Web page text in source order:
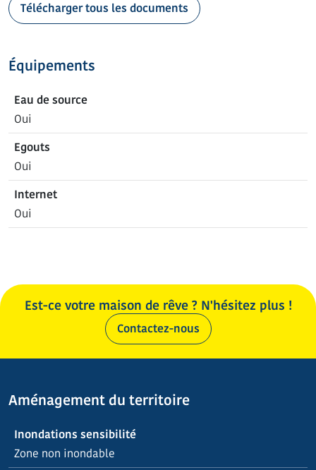
Télécharger tous les documents
Équipements
Eau de source
Oui
Egouts
Oui
Internet
Oui
Est-ce votre maison de rêve ? N'hésitez plus !
Contactez-nous
Aménagement du territoire
Inondations sensibilité
Zone non inondable